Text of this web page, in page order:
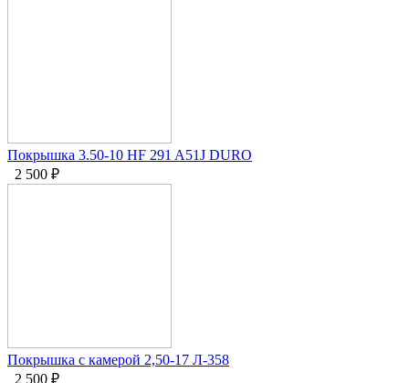
Покрышка 3.50-10 HF 291 A51J DURO
2 500 ₽
Покрышка с камерой 2,50-17 Л-358
2 500 ₽